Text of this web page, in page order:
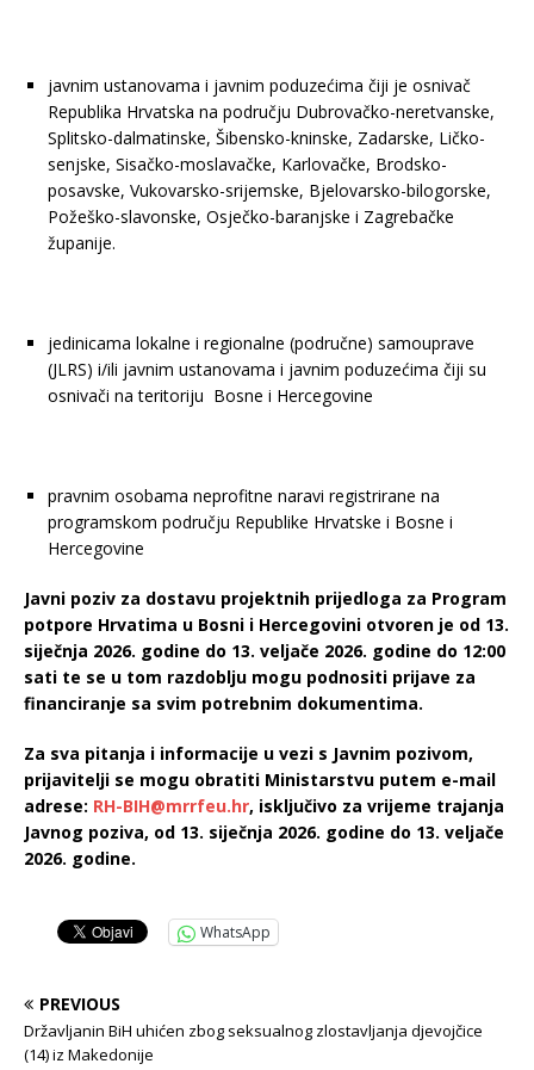
javnim ustanovama i javnim poduzećima čiji je osnivač
Republika Hrvatska na području Dubrovačko-neretvanske,
Splitsko-dalmatinske, Šibensko-kninske, Zadarske, Ličko-
senjske, Sisačko-moslavačke, Karlovačke, Brodsko-
posavske, Vukovarsko-srijemske, Bjelovarsko-bilogorske,
Požeško-slavonske, Osječko-baranjske i Zagrebačke
županije.
jedinicama lokalne i regionalne (područne) samouprave
(JLRS) i/ili javnim ustanovama i javnim poduzećima čiji su
osnivači na teritoriju Bosne i Hercegovine
pravnim osobama neprofitne naravi registrirane na
programskom području Republike Hrvatske i Bosne i
Hercegovine
Javni poziv za dostavu projektnih prijedloga za Program
potpore Hrvatima u Bosni i Hercegovini otvoren je od 13.
siječnja 2026. godine do 13. veljače 2026. godine do 12:00
sati te se u tom razdoblju mogu podnositi prijave za
financiranje sa svim potrebnim dokumentima.
Za sva pitanja i informacije u vezi s Javnim pozivom,
prijavitelji se mogu obratiti Ministarstvu putem e-mail
adrese: RH-BIH@mrrfeu.hr, isključivo za vrijeme trajanja
Javnog poziva, od 13. siječnja 2026. godine do 13. veljače
2026. godine.
WhatsApp
PREVIOUS
Državljanin BiH uhićen zbog seksualnog zlostavljanja djevojčice
(14) iz Makedonije